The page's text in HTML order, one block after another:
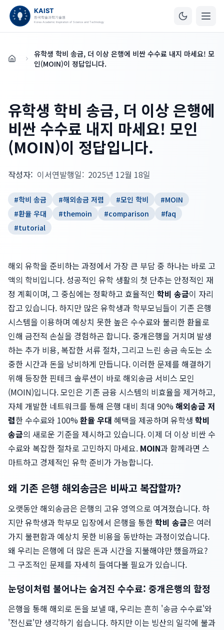
홈
유학생 학비 송금, 더 이상 은행에 비싼 수수료 내지 마세요! 모
인(MOIN)이 정답입니다.
유학생 학비 송금, 더 이상 은행에
비싼 수수료 내지 마세요! 모인
(MOIN)이 정답입니다.
작성자: 이서연발행일: 2025년 12월 18일
#학비 송금 #해외송금 저렴 #모인 학비 #MOIN
#환율 우대 #themoin #comparison #faq
#tutorial
해외 유학을 준비하는 과정에서 가장 큰 부담 중 하나는 바로 고
액의 학비입니다. 성공적인 유학 생활의 첫 단추는 안정적인 재
정 계획이며, 그 중심에는 정확하고 효율적인 학비 송금이 자리
잡고 있습니다. 하지만 많은 유학생과 학부모님들이 기존 은행
시스템을 이용하며 예상치 못한 높은 수수료와 불리한 환율로
인해 금전적 손실을 경험하곤 합니다. 중개은행을 거치며 발생
하는 추가 비용, 복잡한 서류 절차, 그리고 느린 송금 속도는 소
중한 시간과 돈을 낭비하게 만듭니다. 이러한 문제를 해결하기
위해 등장한 핀테크 솔루션이 바로 해외송금 서비스 모인
(MOIN)입니다. 모인은 기존 금융 시스템의 비효율을 제거하고,
자체 개발한 네트워크를 통해 은행 대비 최대 90%해외송금 저
렴한 수수료와 100%환율 우대 혜택을 제공하며 유학생 학비
송금의 새로운 기준을 제시하고 있습니다. 이제 더 이상 비싼 수
수료와 복잡한 절차로 고민하지 마세요. MOIN과 함께라면 스
마트하고 경제적인 유학 준비가 가능합니다.
왜 기존 은행 해외송금은 비싸고 복잡할까?
오랫동안 해외송금은 은행의 고유 영역으로 여겨졌습니다. 하
지만 유학생과 학부모 입장에서 은행을 통한학비 송금은 여러
가지 불편함과 예상치 못한 비용을 동반하는 과정이었습니다.
왜 우리는 은행에 더 많은 돈과 시간을 지불해야만 했을까요?
그 구조적인 문제를 자세히 들여다볼 필요가 있습니다.
눈덩이처럼 불어나는 숨겨진 수수료: 중개은행의 함정
은행을 통해 해외로 돈을 보낼 때, 우리는 흔히 '송금 수수료'와
'전신료'만 생각하기 쉽습니다. 하지만 이는 빙산의 일각에 불과